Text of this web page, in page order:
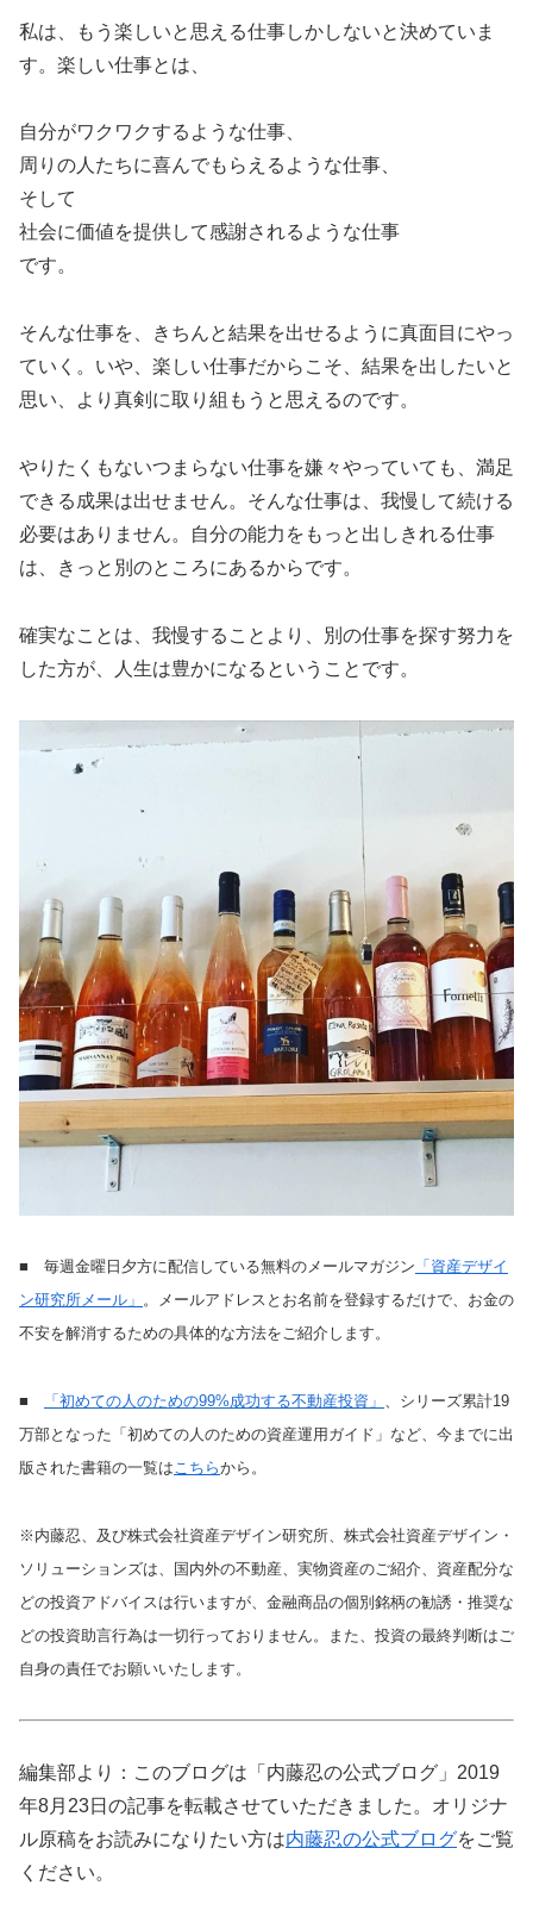
私は、もう楽しいと思える仕事しかしないと決めていま
す。楽しい仕事とは、
自分がワクワクするような仕事、
周りの人たちに喜んでもらえるような仕事、
そして
社会に価値を提供して感謝されるような仕事
です。
そんな仕事を、きちんと結果を出せるように真面目にやっ
ていく。いや、楽しい仕事だからこそ、結果を出したいと
思い、より真剣に取り組もうと思えるのです。
やりたくもないつまらない仕事を嫌々やっていても、満足
できる成果は出せません。そんな仕事は、我慢して続ける
必要はありません。自分の能力をもっと出しきれる仕事
は、きっと別のところにあるからです。
確実なことは、我慢することより、別の仕事を探す努力を
した方が、人生は豊かになるということです。
■ 毎週金曜日夕方に配信している無料のメールマガジン 「資産デザイ
ン研究所メール」 。メールアドレスとお名前を登録するだけで、お金の
不安を解消するための具体的な方法をご紹介します。
■ 「初めての人のための99%成功する不動産投資」 、シリーズ累計19
万部となった「初めての人のための資産運用ガイド」など、今までに出
版された書籍の一覧はこちらから。
※内藤忍、及び株式会社資産デザイン研究所、株式会社資産デザイン・
ソリューションズは、国内外の不動産、実物資産のご紹介、資産配分な
どの投資アドバイスは行いますが、金融商品の個別銘柄の勧誘・推奨な
どの投資助言行為は一切行っておりません。また、投資の最終判断はご
自身の責任でお願いいたします。
編集部より：このブログは「内藤忍の公式ブログ」2019
年8月23日の記事を転載させていただきました。オリジナ
ル原稿をお読みになりたい方は内藤忍の公式ブログをご覧
ください。